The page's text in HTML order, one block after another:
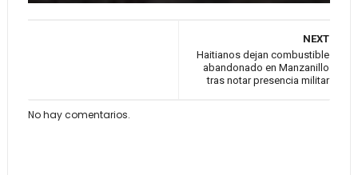
NEXT
Haitianos dejan combustible
abandonado en Manzanillo
tras notar presencia militar
No hay comentarios.